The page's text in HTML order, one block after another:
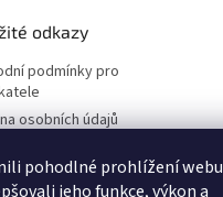
pohodlné prohlížení webu
jeho funkce, výkon a
odkazy
podmínky pro
osobních údajů